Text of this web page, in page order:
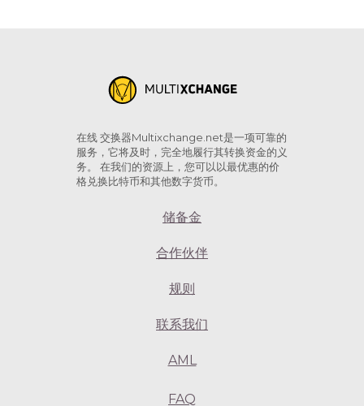
在线 交换器Multixchange.net是一项可靠的
服务，它将及时，完全地履行其转换资金的义
务。 在我们的资源上，您可以以最优惠的价
格兑换比特币和其他数字货币。
储备金
合作伙伴
规则
联系我们
AML
FAQ